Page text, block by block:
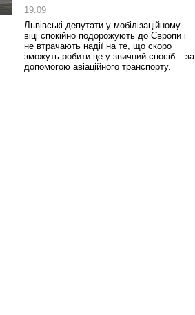
19.09
Львівські депутати у мобілізаційному
віці спокійно подорожують до Європи і
не втрачають надії на те, що скоро
зможуть робити це у звичний спосіб – за
допомогою авіаційного транспорту.